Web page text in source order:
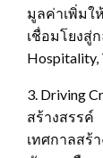
มูลค่าเพิ่มใ
เชื่อมโยงสู่
Hospitality,
3. Driving
สร้างสรรค์
เทศกาลสร้